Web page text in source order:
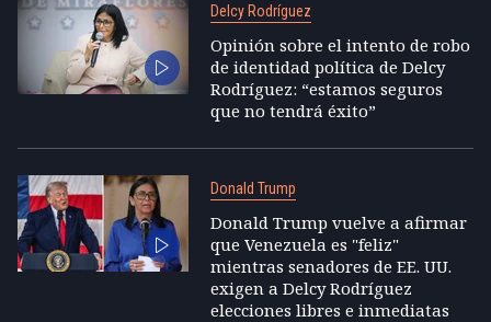
Delcy Rodríguez
Opinión sobre el intento de robo
de identidad política de Delcy
Rodríguez: “estamos seguros
que no tendrá éxito”
Donald Trump
Donald Trump vuelve a afirmar
que Venezuela es "feliz"
mientras senadores de EE. UU.
exigen a Delcy Rodríguez
elecciones libres e inmediatas